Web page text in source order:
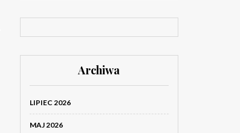
Archiwa
LIPIEC 2026
MAJ 2026